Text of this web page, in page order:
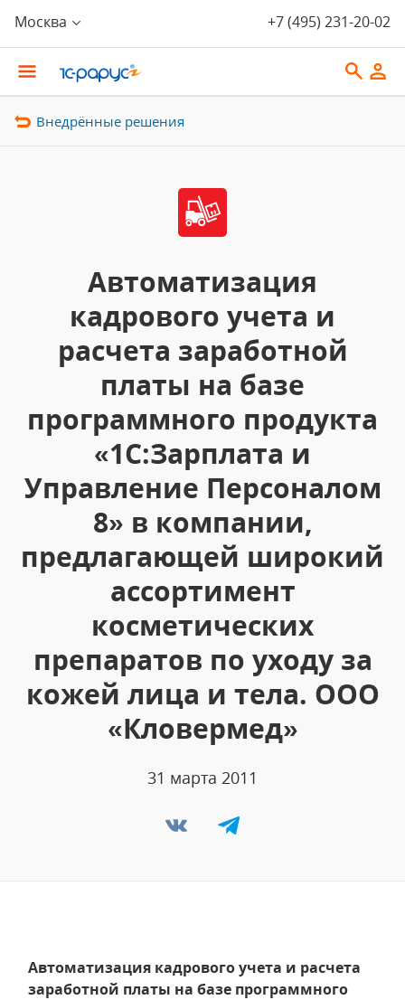
Москва +7 (495) 231-20-02
Внедрённые решения
Автоматизация
кадрового учета и
расчета заработной
платы на базе
программного продукта
«1С:Зарплата и
Управление Персоналом
8» в компании,
предлагающей широкий
ассортимент
косметических
препаратов по уходу за
кожей лица и тела. ООО
«Кловермед»
31 марта 2011
Автоматизация кадрового учета и расчета
заработной платы на базе программного